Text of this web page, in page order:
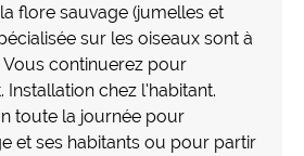
flore sauvage (jumelles et
sur les oiseaux sont à
Vous continuerez pour
Installation chez l’habitant.
toute la journée pour
et ses habitants ou pour partir